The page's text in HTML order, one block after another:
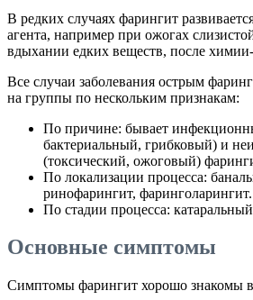
В редких случаях фарингит
агента, например при ожогах
вдыхании едких веществ, после
Все случаи заболевания острым
на группы по нескольким признакам:
По причине: бывает
бактериальный, грибковый) и
(токсический, ожоговый)
По локализации процесса:
ринофарингит, фаринголарингит.
По стадии процесса:
Основные симптомы
Симптомы фарингит хорошо знакомы